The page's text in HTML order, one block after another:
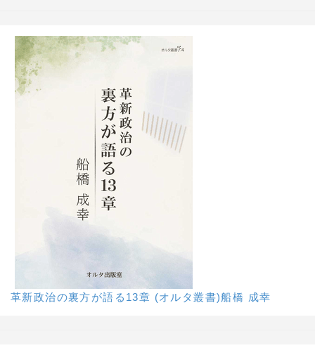
革新政治の裏方が語る13章 (オルタ叢書)船橋 成幸